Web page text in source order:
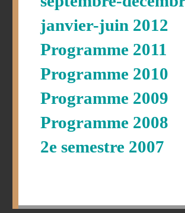
janvier-juin 2012
Programme 2011
Programme 2010
Programme 2009
Programme 2008
2e semestre 2007